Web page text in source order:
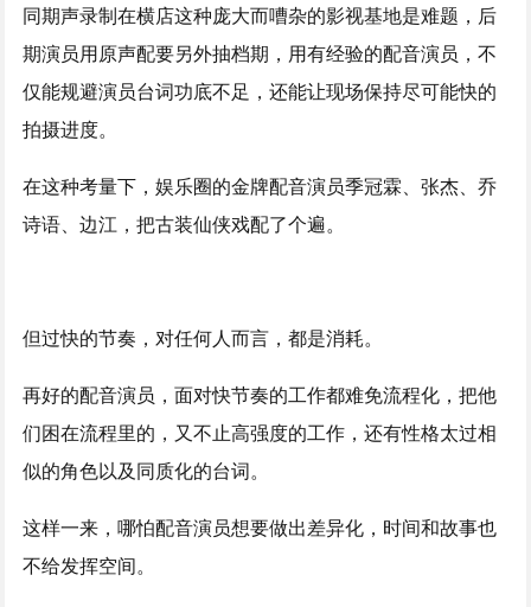
同期声录制在横店这种庞大而嘈杂的影视基地是难题，后
期演员用原声配要另外抽档期，用有经验的配音演员，不
仅能规避演员台词功底不足，还能让现场保持尽可能快的
拍摄进度。
在这种考量下，娱乐圈的金牌配音演员季冠霖、张杰、乔
诗语、边江，把古装仙侠戏配了个遍。
但过快的节奏，对任何人而言，都是消耗。
再好的配音演员，面对快节奏的工作都难免流程化，把他
们困在流程里的，又不止高强度的工作，还有性格太过相
似的角色以及同质化的台词。
这样一来，哪怕配音演员想要做出差异化，时间和故事也
不给发挥空间。